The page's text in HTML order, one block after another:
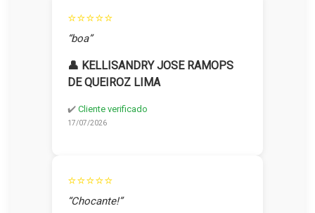
⭐⭐⭐⭐⭐
“boa”
👤 KELLISANDRY JOSE RAMOPS
DE QUEIROZ LIMA
✔️ Cliente verificado
17/07/2026
⭐⭐⭐⭐⭐
“Chocante!”